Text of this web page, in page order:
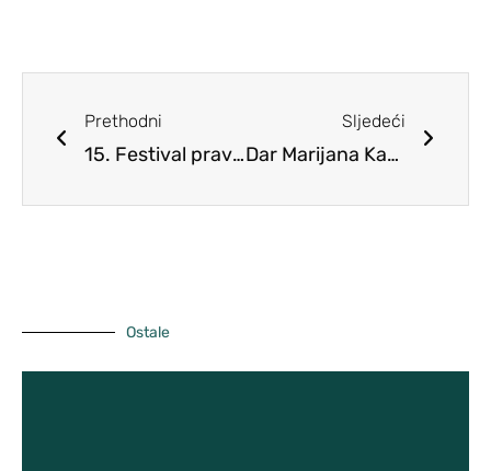
Školski tim za kvalitetu
Pristup informacijama
Prethodni
15. Festival prava djece
Sljedeći
Dar Marijana Katića školi
Ostale